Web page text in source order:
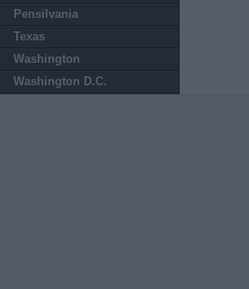
Pensilvania
Texas
Washington
Washington D.C.